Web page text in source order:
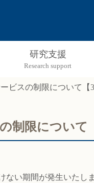
研究支援
ビスの制限について【3/
制限について
ない期間が発生いたしま